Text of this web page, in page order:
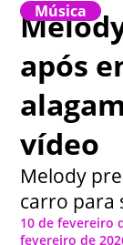
Música
após
vídeo
Melody
carro para
10 de fevereiro
fevereiro de